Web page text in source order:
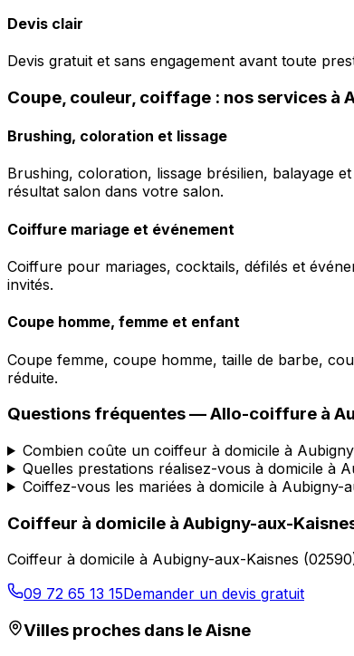
Devis clair
Devis gratuit et sans engagement avant toute
Coupe, couleur, coiffage : nos services à
Brushing, coloration et lissage
Brushing, coloration, lissage brésilien, balayage
résultat salon dans votre salon.
Coiffure mariage et événement
Coiffure pour mariages, cocktails, défilés et
invités.
Coupe homme, femme et enfant
Coupe femme, coupe homme, taille de barbe,
réduite.
Questions fréquentes —Allo-coiffure à
Combien coûte un coiffeur à domicile à
Quelles prestations réalisez-vous à domicile à
Coiffez-vous les mariées à domicile à Aubigny-
Coiffeur à domicile à Aubigny-aux-
Coiffeur à domicile à Aubigny-aux-Kaisnes (02590
09 72 65 13 15Demander un devis gratuit
Villes proches dans leAisne